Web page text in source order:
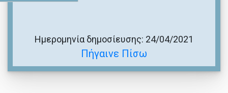
Πήγαινε Πίσω
Ημερομηνία δημοσίευσης: 24/04/2021